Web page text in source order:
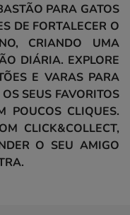
PARA GATOS
DE FORTALECER O
CRIANDO UMA
DIÁRIA. EXPLORE
E VARAS PARA
SEUS FAVORITOS
POUCOS CLIQUES.
CLICK&COLLECT,
O SEU AMIGO